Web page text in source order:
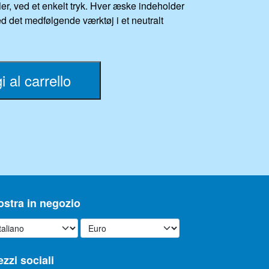
ved et enkelt tryk. Hver æske indeholder
det medfølgende værktøj i et neutralt
al carrello
in negozio
sociali